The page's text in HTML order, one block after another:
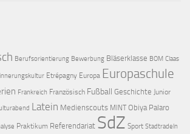
Berufsorientierung Bewerbung Bläserklasse BOM Claas
Etrépagny Europa Europaschule
Frankreich Französisch Fußball Geschichte Junior
Latein Medienscouts MINT Obiya Palaro
Praktikum Referendariat SdZ Sport Stadtradeln